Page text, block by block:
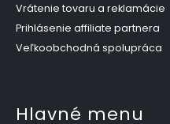
Vrátenie tovaru a reklamácie
Prihlásenie affiliate partnera
Veľkoobchodná spolupráca
Hlavné menu